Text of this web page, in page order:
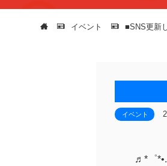
イベント ■SNS更新
イベント
♬*゜